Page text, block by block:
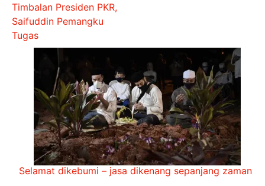
Timbalan Presiden PKR,
Saifuddin Pemangku
Tugas
Selamat dikebumi – jasa dikenang sepanjang zaman